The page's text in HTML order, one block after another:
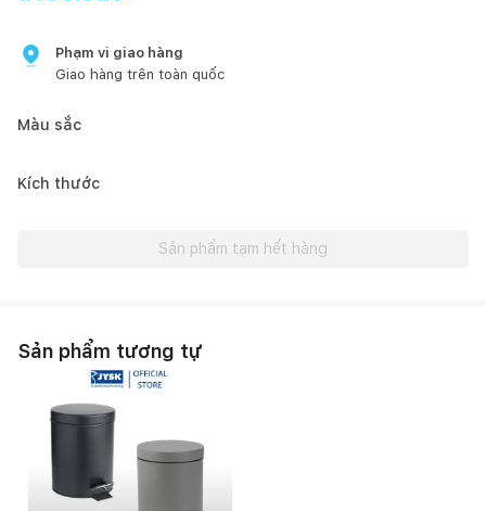
Phạm vi giao hàng
Giao hàng trên toàn quốc
Màu sắc
Kích thước
Sản phẩm tạm hết hàng
Sản phẩm tương tự